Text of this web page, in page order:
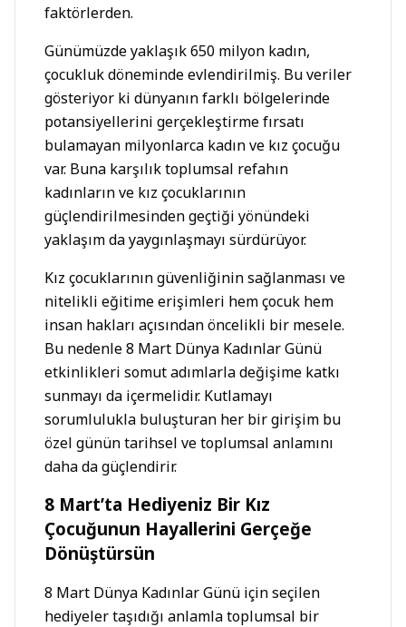
faktörlerden.
Günümüzde yaklaşık 650 milyon kadın,
çocukluk döneminde evlendirilmiş. Bu veriler
gösteriyor ki dünyanın farklı bölgelerinde
potansiyellerini gerçekleştirme fırsatı
bulamayan milyonlarca kadın ve kız çocuğu
var. Buna karşılık toplumsal refahın
kadınların ve kız çocuklarının
güçlendirilmesinden geçtiği yönündeki
yaklaşım da yaygınlaşmayı sürdürüyor.
Kız çocuklarının güvenliğinin sağlanması ve
nitelikli eğitime erişimleri hem çocuk hem
insan hakları açısından öncelikli bir mesele.
Bu nedenle 8 Mart Dünya Kadınlar Günü
etkinlikleri somut adımlarla değişime katkı
sunmayı da içermelidir. Kutlamayı
sorumlulukla buluşturan her bir girişim bu
özel günün tarihsel ve toplumsal anlamını
daha da güçlendirir.
8 Mart’ta Hediyeniz Bir Kız
Çocuğunun Hayallerini Gerçeğe
Dönüştürsün
8 Mart Dünya Kadınlar Günü için seçilen
hediyeler taşıdığı anlamla toplumsal bir